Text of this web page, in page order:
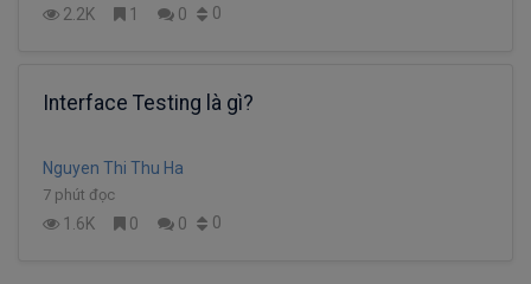
2.2K 1 0 0
Interface Testing là gì?
Nguyen Thi Thu Ha
7 phút đọc
1.6K 0 0 0